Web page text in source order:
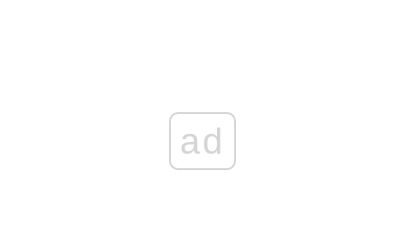
ad